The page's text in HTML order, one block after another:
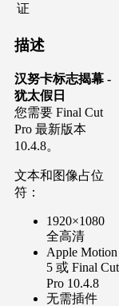
证
描述
汉努卡标志揭幕 -
犹太假日
您需要 Final Cut
Pro 最新版本
10.4.8。
文本和图像占位
符：
1920×1080
全高清
Apple Motion
5 或 Final Cut
Pro 10.4.8
无需插件